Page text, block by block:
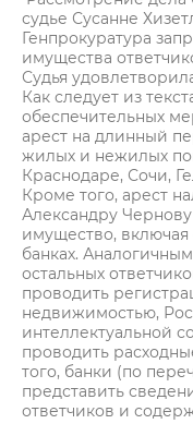
судье Сусанне
Генпрокуратура
имущества
Судья
Как следует из
обеспечительных
арест на длинный
жилых и нежилых
Краснодаре, Сочи,
Кроме того, арест
Александру
имущество, включая
банках.
остальных
проводить
недвижимостью,
интеллектуальной
проводить
того, банки (по
представить
ответчиков и